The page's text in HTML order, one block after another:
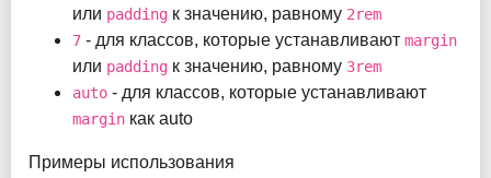
или padding к значению, равному 2rem
7 - для классов, которые устанавливают margin
или padding к значению, равному 3rem
auto - для классов, которые устанавливают
margin как auto
Примеры использования